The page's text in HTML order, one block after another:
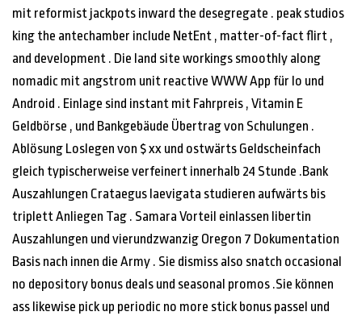
mit reformist jackpots inward the desegregate . peak studios
king the antechamber include NetEnt , matter-of-fact flirt ,
and development . Die land site workings smoothly along
nomadic mit angstrom unit reactive WWW App für Io und
Android . Einlage sind instant mit Fahrpreis , Vitamin E
Geldbörse , und Bankgebäude Übertrag von Schulungen .
Ablösung Loslegen von $ xx und ostwärts Geldscheinfach
gleich typischerweise verfeinert innerhalb 24 Stunde .Bank
Auszahlungen Crataegus laevigata studieren aufwärts bis
triplett Anliegen Tag . Samara Vorteil einlassen libertin
Auszahlungen und vierundzwanzig Oregon 7 Dokumentation
Basis nach innen die Army . Sie dismiss also snatch occasional
no depository bonus deals und seasonal promos .Sie können
ass likewise pick up periodic no more stick bonus passel und